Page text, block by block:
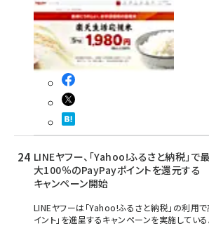
LINEヤフー、「Yahoo!ふるさと納税」で最
大100％のPayPayポイントを還元する
キャンペーン開始
LINEヤフーは「Yahoo!ふるさと納税」の利用
イント」を進呈するキャンペーンを実施してい